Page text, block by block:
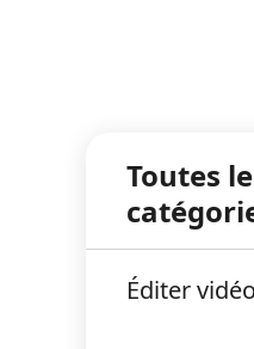
Toutes
Éditer vidéo